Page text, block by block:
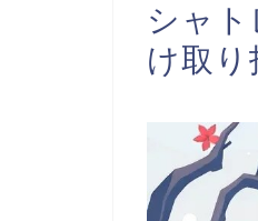
シャ
け取り